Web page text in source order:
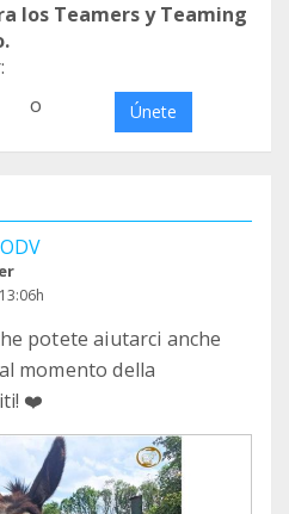
los Teamers y Teaming
o Únete
potete aiutarci anche
momento della
❤️